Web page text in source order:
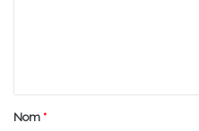
aNom *